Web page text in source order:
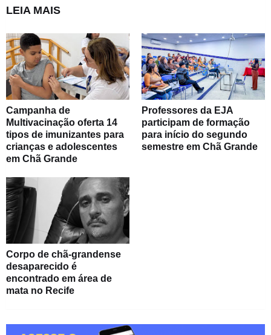
LEIA MAIS
Campanha de
Multivacinação oferta 14
tipos de imunizantes para
crianças e adolescentes
em Chã Grande
Professores da EJA
participam de formação
para início do segundo
semestre em Chã Grande
Corpo de chã-grandense
desaparecido é
encontrado em área de
mata no Recife